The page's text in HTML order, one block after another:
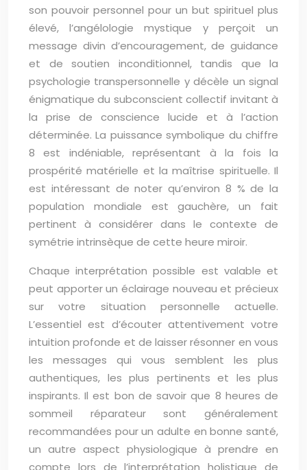
son pouvoir personnel pour un but spirituel plus
élevé, l’angélologie mystique y perçoit un
message divin d’encouragement, de guidance
et de soutien inconditionnel, tandis que la
psychologie transpersonnelle y décèle un signal
énigmatique du subconscient collectif invitant à
la prise de conscience lucide et à l’action
déterminée. La puissance symbolique du chiffre
8 est indéniable, représentant à la fois la
prospérité matérielle et la maîtrise spirituelle. Il
est intéressant de noter qu’environ 8 % de la
population mondiale est gauchère, un fait
pertinent à considérer dans le contexte de
symétrie intrinsèque de cette heure miroir.
Chaque interprétation possible est valable et
peut apporter un éclairage nouveau et précieux
sur votre situation personnelle actuelle.
L’essentiel est d’écouter attentivement votre
intuition profonde et de laisser résonner en vous
les messages qui vous semblent les plus
authentiques, les plus pertinents et les plus
inspirants. Il est bon de savoir que 8 heures de
sommeil réparateur sont généralement
recommandées pour un adulte en bonne santé,
un autre aspect physiologique à prendre en
compte lors de l’interprétation holistique de